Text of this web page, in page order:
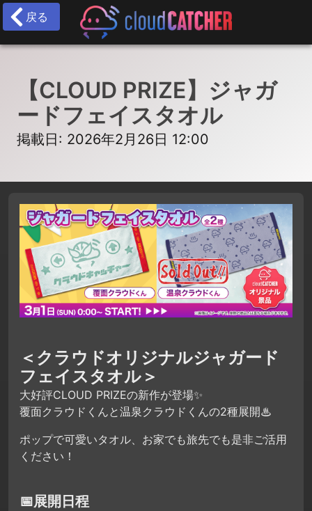
戻る
【CLOUD PRIZE】ジャガ
ードフェイスタオル
掲載日: 2026年2月26日 12:00
＜クラウドオリジナルジャガード
フェイスタオル＞
大好評CLOUD PRIZEの新作が登場✨
覆面クラウドくんと温泉クラウドくんの2種展開♨
ポップで可愛いタオル、お家でも旅先でも是非ご活用
ください！
📅展開日程